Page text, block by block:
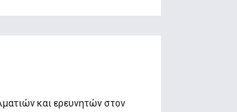
και ερευνητών στον